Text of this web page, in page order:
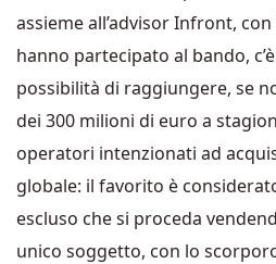
assieme all’advisor Infront,
hanno partecipato al bando,
possibilità di raggiungere, se
dei 300 milioni di euro a
operatori intenzionati ad
globale: il favorito è
escluso che si proceda
unico soggetto, con lo